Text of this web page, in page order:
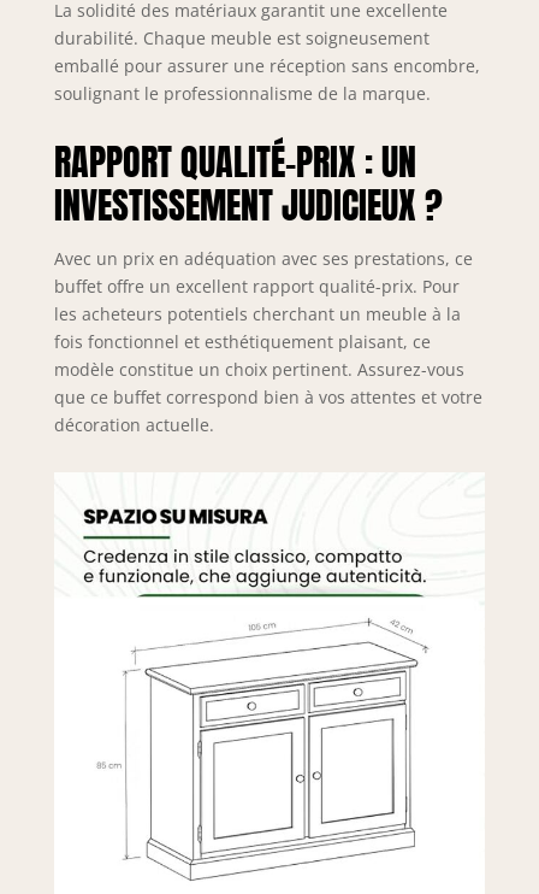
salle à manger
MAR.C.A DESIGN
produit
ameublement et
d’intérieur et
d’extérieur Made
in Italy de haute
qualité,
processus
artisanaux et
systèmes
technologiques
pour offrir des
produits uniques
La solidité des matériaux garantit une excellente
durabilité. Chaque meuble est soigneusement
emballé pour assurer une réception sans encombre,
soulignant le professionnalisme de la marque.
RAPPORT QUALITÉ-PRIX : UN
INVESTISSEMENT JUDICIEUX ?
Avec un prix en adéquation avec ses prestations, ce
buffet offre un excellent rapport qualité-prix. Pour
les acheteurs potentiels cherchant un meuble à la
fois fonctionnel et esthétiquement plaisant, ce
modèle constitue un choix pertinent. Assurez-vous
que ce buffet correspond bien à vos attentes et votre
décoration actuelle.